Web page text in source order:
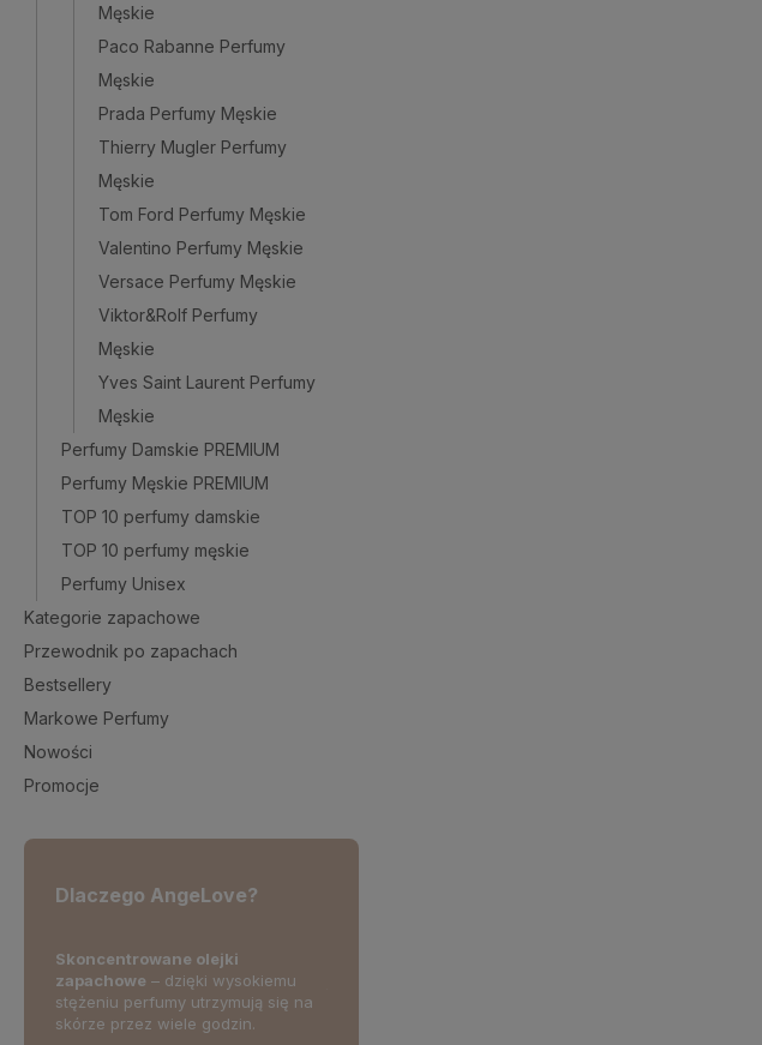
Męskie
Paco Rabanne Perfumy
Męskie
Prada Perfumy Męskie
Thierry Mugler Perfumy
Męskie
Tom Ford Perfumy Męskie
Valentino Perfumy Męskie
Versace Perfumy Męskie
Viktor&Rolf Perfumy
Męskie
Yves Saint Laurent Perfumy
Męskie
Perfumy Damskie PREMIUM
Perfumy Męskie PREMIUM
TOP 10 perfumy damskie
TOP 10 perfumy męskie
Perfumy Unisex
Kategorie zapachowe
Przewodnik po zapachach
Bestsellery
Markowe Perfumy
Nowości
Promocje
Dlaczego AngeLove?
Skoncentrowane olejki
zapachowe – dzięki wysokiemu
stężeniu perfumy utrzymują się na
skórze przez wiele godzin.